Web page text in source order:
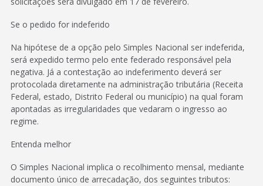
Se o pedido for indeferido
Na hipótese de a opção pelo Simples Nacional ser indeferida,
será expedido termo pelo ente federado responsável pela
negativa. Já a contestação ao indeferimento deverá ser
protocolada diretamente na administração tributária (Receita
Federal, estado, Distrito Federal ou município) na qual foram
apontadas as irregularidades que vedaram o ingresso ao
regime.
Entenda melhor
O Simples Nacional implica o recolhimento mensal, mediante
documento único de arrecadação, dos seguintes tributos: